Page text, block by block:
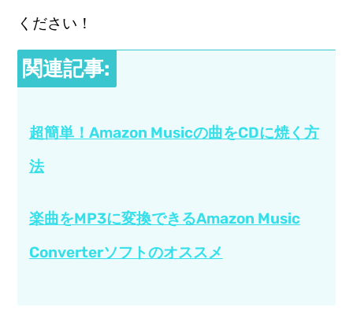
ください！
関連記事:
超簡単！Amazon Musicの曲をCDに焼く方
法
楽曲をMP3に変換できるAmazon Music
Converterソフトのオススメ